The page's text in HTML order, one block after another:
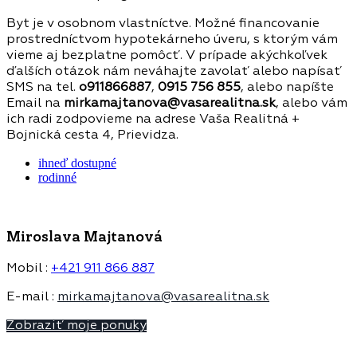
Byt je v osobnom vlastníctve. Možné financovanie
prostredníctvom hypotekárneho úveru, s ktorým vám
vieme aj bezplatne pomôcť. V prípade akýchkoľvek
ďalších otázok nám neváhajte zavolať alebo napísať
SMS na tel. o911866887, 0915 756 855, alebo napíšte
Email na mirkamajtanova@vasarealitna.sk, alebo vám
ich radi zodpovieme na adrese Vaša Realitná +
Bojnická cesta 4, Prievidza.
ihneď dostupné
rodinné
Miroslava Majtanová
Mobil : +421 911 866 887
E-mail : mirkamajtanova@vasarealitna.sk
Zobraziť moje ponuky